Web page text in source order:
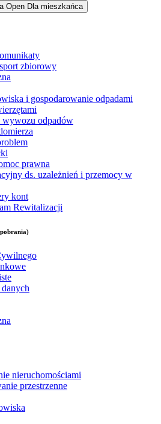
Open Dla mieszkańca
zbiorowy
i gospodarowanie odpadami
wywozu odpadów
prawna
ds. uzależnień i przemocy w
kont
Rewitalizacji
nieruchomościami
przestrzenne